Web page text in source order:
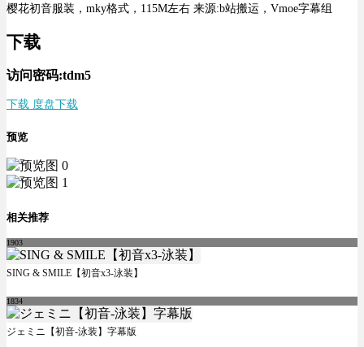
樱花初音服装，mky格式，115M左右 来源:b站搬运，Vmoe字幕组
下载
访问密码:tdm5
下载 度盘下载
预览
相关推荐
1903
SING & SMILE【初音x3-泳装】
1834
ジェミニ【初音-泳装】字幕版